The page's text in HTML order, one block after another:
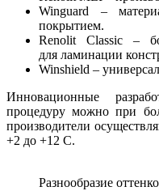
Winguard –
покрытием.
Renolit Classic –
для ламинации
Winshield –
Инновационные
процедуру можно при
производители
+2 до +12 C.
Разнообразие